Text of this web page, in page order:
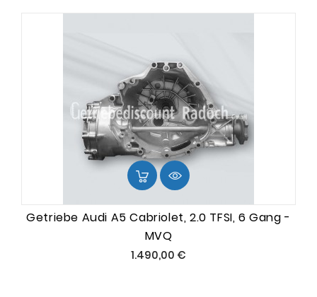
Getriebe Audi A5 Cabriolet, 2.0 TFSI, 6 Gang -
MVQ
1.490,00 €